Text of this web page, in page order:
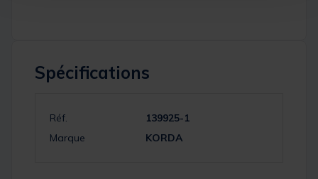
Spécifications
Réf.
139925-1
Marque
KORDA